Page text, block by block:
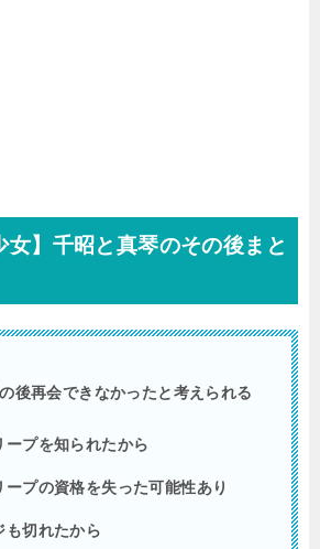
女】千昭と真琴のその後まと
後再会できなかったと考えられる
ープを知られたから
プの資格を失った可能性あり
も切れたから